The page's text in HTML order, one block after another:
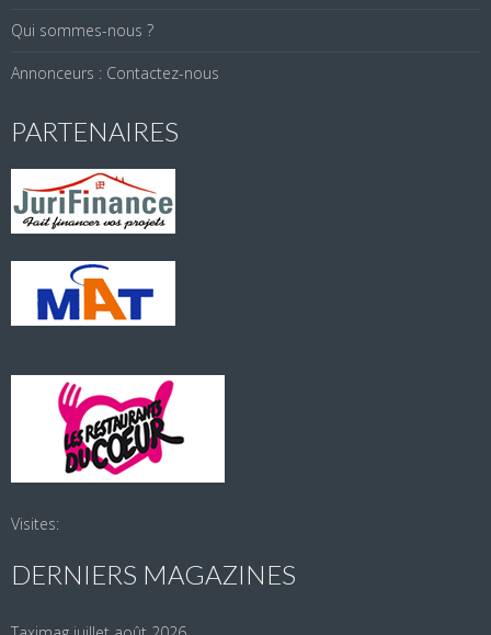
Qui sommes-nous ?
Annonceurs : Contactez-nous
PARTENAIRES
Visites:
DERNIERS MAGAZINES